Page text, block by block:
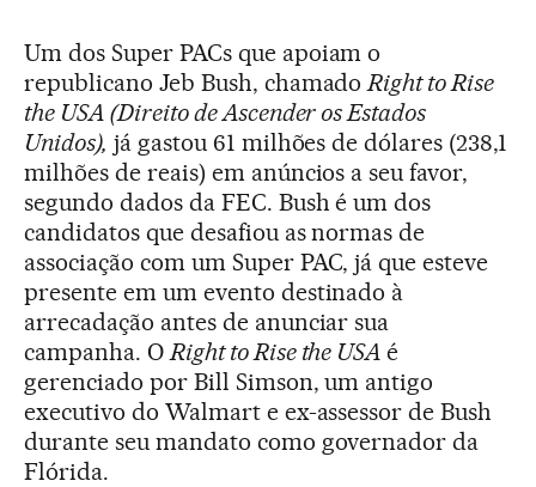
Um dos Super PACs que apoiam o
republicano Jeb Bush, chamadoRight to Rise
the USA (Direito de Ascender os Estados
Unidos), já gastou 61 milhões de dólares (238,1
milhões de reais) em anúncios a seu favor,
segundo dados da FEC. Bush é um dos
candidatos que desafiou as normas de
associação com um Super PAC, já que esteve
presente em um evento destinado à
arrecadação antes de anunciar sua
campanha. ORight to Rise the USAé
gerenciado por Bill Simson, um antigo
executivo do Walmart e ex-assessor de Bush
durante seu mandato como governador da
Flórida.